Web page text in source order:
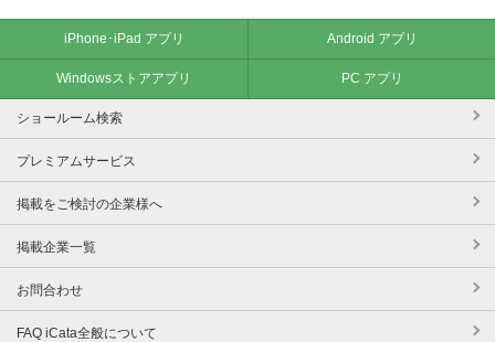
iPhone･iPad アプリ Android アプリ
Windowsストアアプリ PC アプリ
ショールーム検索
プレミアムサービス
掲載をご検討の企業様へ
掲載企業一覧
お問合わせ
FAQ iCata全般について